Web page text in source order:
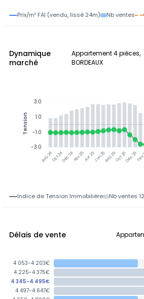
Prix/m² FAI (vendu, lissé 24m) Nb ventes
Dynamique
marché
Appartement 4 pièces,
BORDEAUX
Aoû 24Oct 24Déc 24Fév 25Avr 25Jun 25Aoû 25Oct 25Déc 25
3.0
1.0
-1.0
-3.0
Tension
Indice de Tension Immobilière Nb ventes
Délais de vente
4 053-4 203€
4 225-4 375€
4 345-4 495€
4 497-4 647€